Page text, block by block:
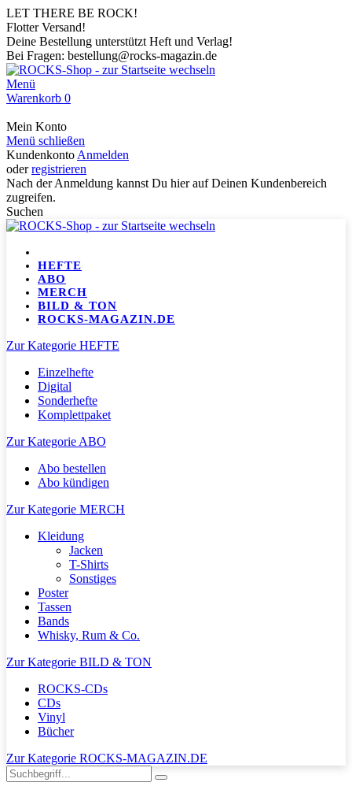
LET THERE BE ROCK!
Flotter Versand!
Deine Bestellung unterstützt Heft und Verlag!
Bei Fragen: bestellung@rocks-magazin.de
Menü
Warenkorb 0
Mein Konto
Menü schließen
Kundenkonto Anmelden
oderregistrieren
Nach der Anmeldung kannst Du hier auf Deinen Kundenbereich
zugreifen.
Suchen
HEFTE
ABO
MERCH
BILD & TON
ROCKS-MAGAZIN.DE
Zur Kategorie HEFTE
Einzelhefte
Digital
Sonderhefte
Komplettpaket
Zur Kategorie ABO
Abo bestellen
Abo kündigen
Zur Kategorie MERCH
Kleidung
Jacken
T-Shirts
Sonstiges
Poster
Tassen
Bands
Whisky, Rum & Co.
Zur Kategorie BILD & TON
ROCKS-CDs
CDs
Vinyl
Bücher
Zur Kategorie ROCKS-MAGAZIN.DE